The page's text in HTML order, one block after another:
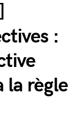
:
la règle